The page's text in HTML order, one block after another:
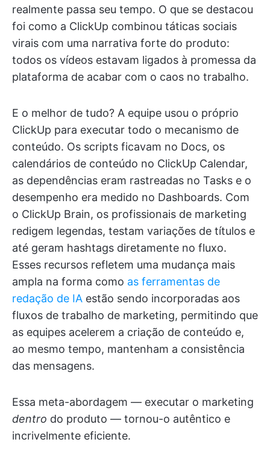
realmente passa seu tempo. O que se destacou
foi como a ClickUp combinou táticas sociais
virais com uma narrativa forte do produto:
todos os vídeos estavam ligados à promessa da
plataforma de acabar com o caos no trabalho.
E o melhor de tudo? A equipe usou o próprio
ClickUp para executar todo o mecanismo de
conteúdo. Os scripts ficavam no Docs, os
calendários de conteúdo no ClickUp Calendar,
as dependências eram rastreadas no Tasks e o
desempenho era medido no Dashboards. Com
o ClickUp Brain, os profissionais de marketing
redigem legendas, testam variações de títulos e
até geram hashtags diretamente no fluxo.
Esses recursos refletem uma mudança mais
ampla na forma como as ferramentas de
redação de IA estão sendo incorporadas aos
fluxos de trabalho de marketing, permitindo que
as equipes acelerem a criação de conteúdo e,
ao mesmo tempo, mantenham a consistência
das mensagens.
Essa meta-abordagem — executar o marketing
dentro do produto — tornou-o autêntico e
incrivelmente eficiente.